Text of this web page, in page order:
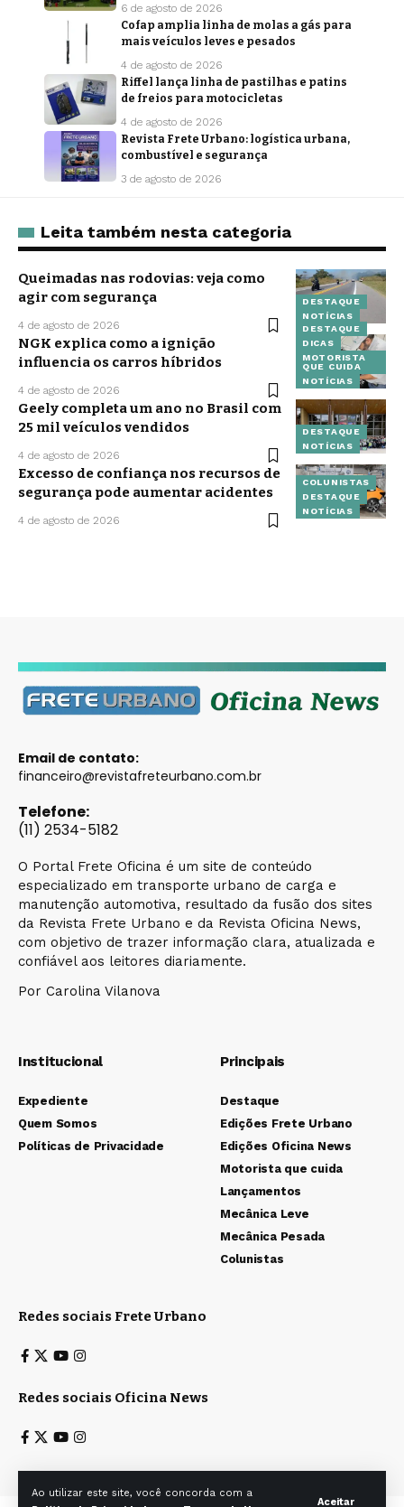
Ao utilizar este site, você concorda com a
Aceitar
6 de agosto de 2026
Cofap amplia linha de molas a gás para
mais veículos leves e pesados
4 de agosto de 2026
Riffel lança linha de pastilhas e patins
de freios para motocicletas
4 de agosto de 2026
Revista Frete Urbano: logística urbana,
combustível e segurança
3 de agosto de 2026
Leita também nesta categoria
DESTAQUE
NOTÍCIAS
Queimadas nas rodovias: veja como
agir com segurança
4 de agosto de 2026
DESTAQUE
DICAS
MOTORISTA
QUE CUIDA
NOTÍCIAS
NGK explica como a ignição
influencia os carros híbridos
4 de agosto de 2026
DESTAQUE
NOTÍCIAS
Geely completa um ano no Brasil com
25 mil veículos vendidos
4 de agosto de 2026
COLUNISTAS
DESTAQUE
NOTÍCIAS
Excesso de confiança nos recursos de
segurança pode aumentar acidentes
4 de agosto de 2026
Email de contato:
financeiro@revistafreteurbano.com.br
Telefone:
(11) 2534-5182
O Portal Frete Oficina é um site de conteúdo
especializado em transporte urbano de carga e
manutenção automotiva, resultado da fusão dos sites
da Revista Frete Urbano e da Revista Oficina News,
com objetivo de trazer informação clara, atualizada e
confiável aos leitores diariamente.
Por Carolina Vilanova
Institucional
Expediente
Quem Somos
Políticas de Privacidade
Principais
Destaque
Edições Frete Urbano
Edições Oficina News
Motorista que cuida
Lançamentos
Mecânica Leve
Mecânica Pesada
Colunistas
Redes sociais Frete Urbano
Redes sociais Oficina News